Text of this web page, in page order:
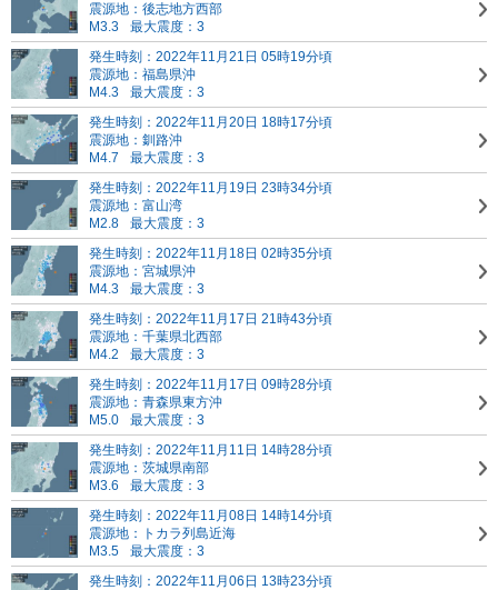
震源地：後志地方西部
M3.3
最大震度：3
発生時刻：2022年11月21日 05時19分頃
震源地：福島県沖
M4.3
最大震度：3
発生時刻：2022年11月20日 18時17分頃
震源地：釧路沖
M4.7
最大震度：3
発生時刻：2022年11月19日 23時34分頃
震源地：富山湾
M2.8
最大震度：3
発生時刻：2022年11月18日 02時35分頃
震源地：宮城県沖
M4.3
最大震度：3
発生時刻：2022年11月17日 21時43分頃
震源地：千葉県北西部
M4.2
最大震度：3
発生時刻：2022年11月17日 09時28分頃
震源地：青森県東方沖
M5.0
最大震度：3
発生時刻：2022年11月11日 14時28分頃
震源地：茨城県南部
M3.6
最大震度：3
発生時刻：2022年11月08日 14時14分頃
震源地：トカラ列島近海
M3.5
最大震度：3
発生時刻：2022年11月06日 13時23分頃